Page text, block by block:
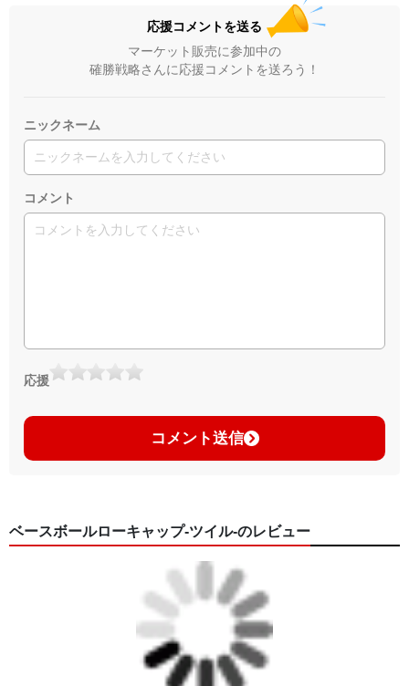
応援コメントを送る
マーケット販売に参加中の
確勝戦略さんに応援コメントを送ろう！
ニックネーム
コメント
応援
コメント送信
ベースボールローキャップ-ツイル-のレビュー